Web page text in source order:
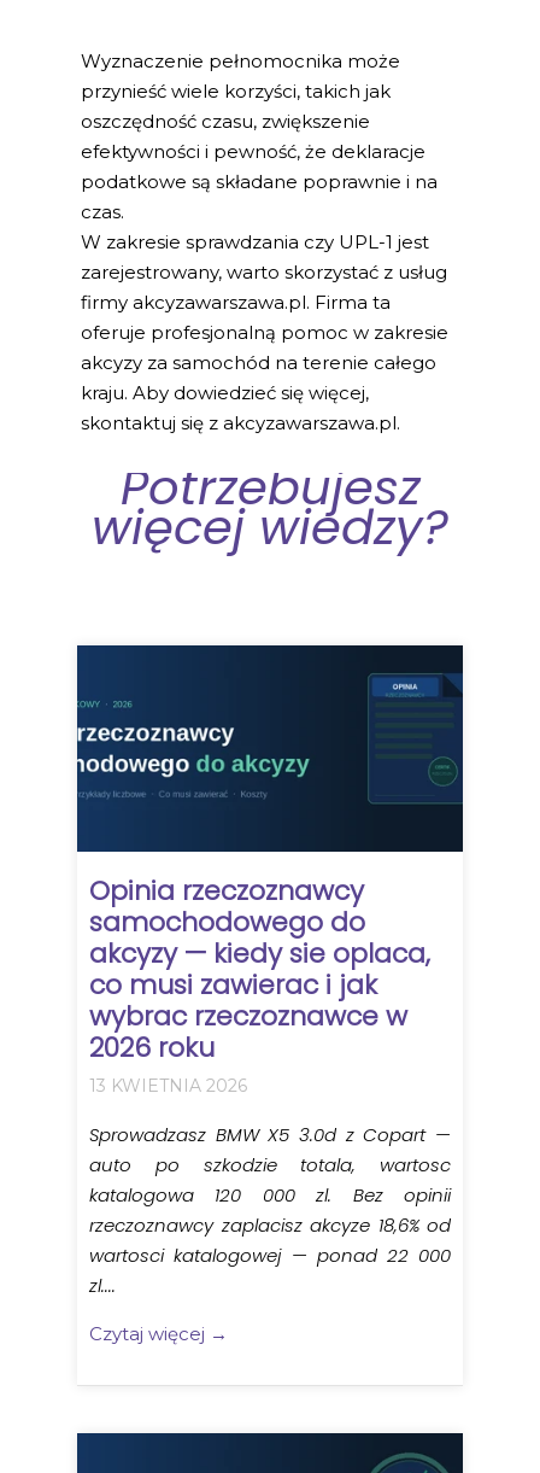
Wyznaczenie pełnomocnika może
przynieść wiele korzyści, takich jak
oszczędność czasu, zwiększenie
efektywności i pewność, że deklaracje
podatkowe są składane poprawnie i na
czas.
W zakresie sprawdzania czy UPL-1 jest
zarejestrowany, warto skorzystać z usług
firmy akcyzawarszawa.pl. Firma ta
oferuje profesjonalną pomoc w zakresie
akcyzy za samochód na terenie całego
kraju. Aby dowiedzieć się więcej,
skontaktuj się z akcyzawarszawa.pl.
Potrzebujesz
więcej wiedzy?
Opinia rzeczoznawcy
samochodowego do
akcyzy — kiedy sie oplaca,
co musi zawierac i jak
wybrac rzeczoznawce w
2026 roku
13 KWIETNIA 2026
Sprowadzasz BMW X5 3.0d z Copart —
auto po szkodzie totala, wartosc
katalogowa 120 000 zl. Bez opinii
rzeczoznawcy zaplacisz akcyze 18,6% od
wartosci katalogowej — ponad 22 000
zl....
Czytaj więcej →